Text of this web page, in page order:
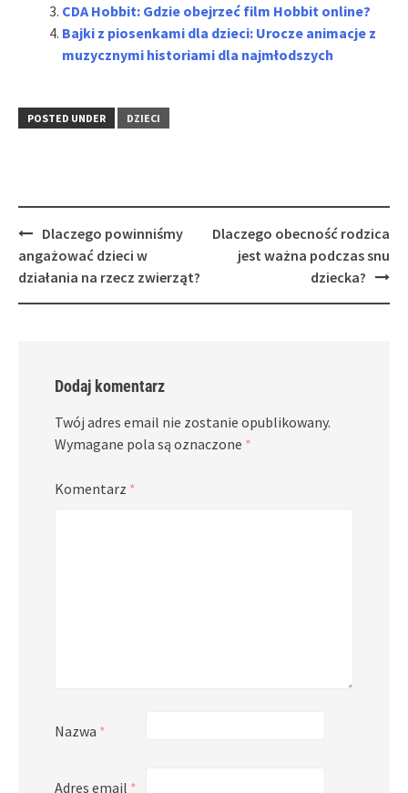
CDA Hobbit: Gdzie obejrzeć film Hobbit online?
Bajki z piosenkami dla dzieci: Urocze animacje z
muzycznymi historiami dla najmłodszych
POSTED UNDER DZIECI
Post
navigation
Dlaczego powinniśmy
angażować dzieci w
działania na rzecz zwierząt?
Dlaczego obecność rodzica
jest ważna podczas snu
dziecka?
Dodaj komentarz
Twój adres email nie zostanie opublikowany.
Wymagane pola są oznaczone *
Komentarz *
Nazwa *
Adres email *